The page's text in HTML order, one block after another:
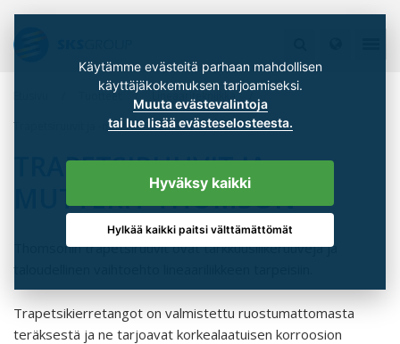
Tuotteet
Lineaaritekniikka
Trapetsiruuvit ja -mutterit Thomson
TRAPETSIRUUVIT JA -
MUTTERIT THOMSON
Thomsonin trapetsiruuvit ovat tarkkuusliikeruuveja ja
taloudellinen vaihtoehto lineaariliikkeen tarpeisiin.
Trapetsikierretangot on valmistettu ruostumattomasta
teräksestä ja ne tarjoavat korkealaatuisen korroosion
Käytämme evästeitä parhaan mahdollisen
Muuta evästevalintoja
tai lue lisää evästeselosteesta.
Hyväksy kaikki
Hylkää kaikki paitsi välttämättömät